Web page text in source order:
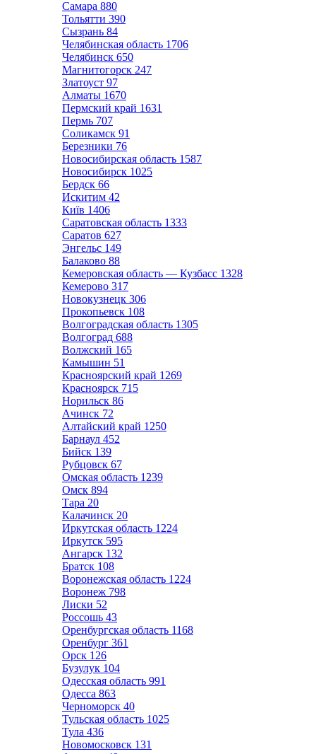
Самара 880
Тольятти 390
Сызрань 84
Челябинская область 1706
Челябинск 650
Магнитогорск 247
Златоуст 97
Алматы 1670
Пермский край 1631
Пермь 707
Соликамск 91
Березники 76
Новосибирская область 1587
Новосибирск 1025
Бердск 66
Искитим 42
Київ 1406
Саратовская область 1333
Саратов 627
Энгельс 149
Балаково 88
Кемеровская область — Кузбасс 1328
Кемерово 317
Новокузнецк 306
Прокопьевск 108
Волгоградская область 1305
Волгоград 688
Волжский 165
Камышин 51
Красноярский край 1269
Красноярск 715
Норильск 86
Ачинск 72
Алтайский край 1250
Барнаул 452
Бийск 139
Рубцовск 67
Омская область 1239
Омск 894
Тара 20
Калачинск 20
Иркутская область 1224
Иркутск 595
Ангарск 132
Братск 108
Воронежская область 1224
Воронеж 798
Лиски 52
Россошь 43
Оренбургская область 1168
Оренбург 361
Орск 126
Бузулук 104
Одесская область 991
Одесса 863
Черноморск 40
Тульская область 1025
Тула 436
Новомосковск 131